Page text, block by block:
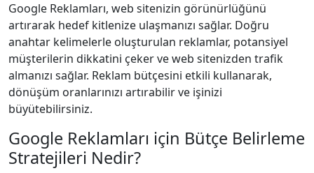
Google Reklamları, web sitenizin görünürlüğünü
artırarak hedef kitlenize ulaşmanızı sağlar. Doğru
anahtar kelimelerle oluşturulan reklamlar, potansiyel
müşterilerin dikkatini çeker ve web sitenizden trafik
almanızı sağlar. Reklam bütçesini etkili kullanarak,
dönüşüm oranlarınızı artırabilir ve işinizi
büyütebilirsiniz.
Google Reklamları için Bütçe Belirleme
Stratejileri Nedir?